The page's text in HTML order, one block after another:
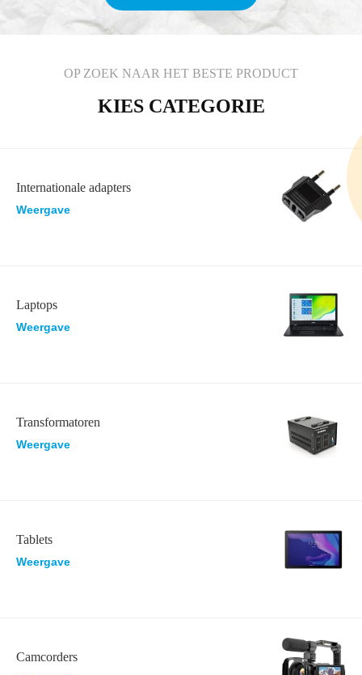
OP ZOEK NAAR HET BESTE PRODUCT
KIES CATEGORIE
Internationale adapters
Weergave
Laptops
Weergave
Transformatoren
Weergave
Tablets
Weergave
Camcorders